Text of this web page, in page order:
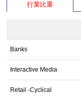
行業比重
Banks
Interactive Media
Retail -Cyclical